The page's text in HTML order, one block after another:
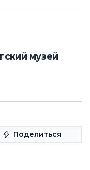
музей
Поделиться